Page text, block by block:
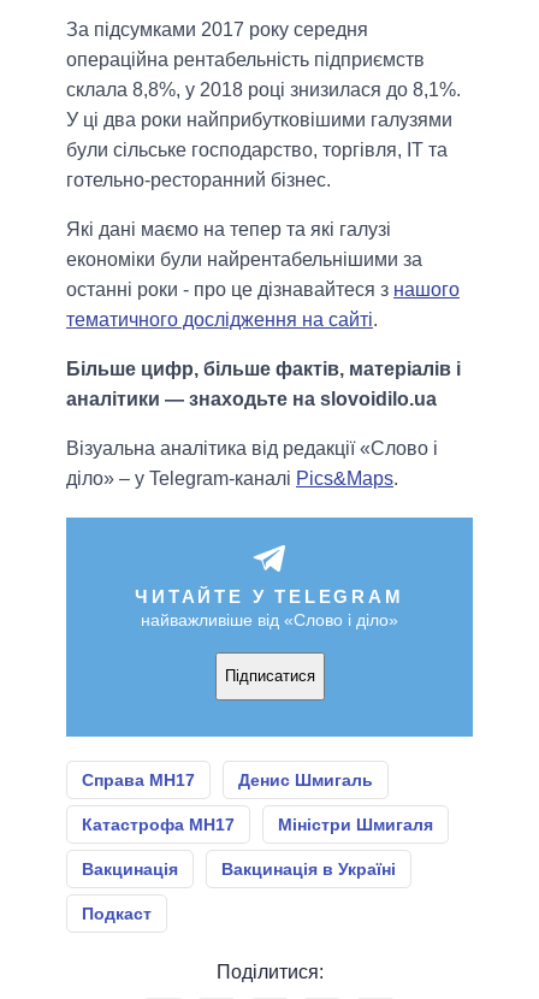
За підсумками 2017 року середня
операційна рентабельність підприємств
склала 8,8%, у 2018 році знизилася до 8,1%.
У ці два роки найприбутковішими галузями
були сільське господарство, торгівля, ІТ та
готельно-ресторанний бізнес.
Які дані маємо на тепер та які галузі
економіки були найрентабельнішими за
останні роки - про це дізнавайтеся з нашого
тематичного дослідження на сайті.
Більше цифр, більше фактів, матеріалів і
аналітики — знаходьте на slovoidilo.ua
Візуальна аналітика від редакції «Слово і
діло» – у Telegram-каналі Pics&Maps.
ЧИТАЙТЕ У TELEGRAM
найважливіше від «Слово і діло»
Підписатися
Справа МН17 Денис Шмигаль
Катастрофа МН17 Міністри Шмигаля
Вакцинація Вакцинація в Україні
Подкаст
Поділитися: